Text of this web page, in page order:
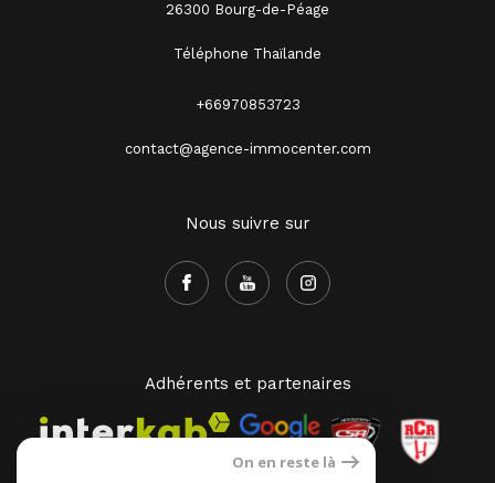
26300 Bourg-de-Péage
Téléphone Thaïlande
+66970853723
contact@agence-immocenter.com
Nous suivre sur
Adhérents et partenaires
On en reste là